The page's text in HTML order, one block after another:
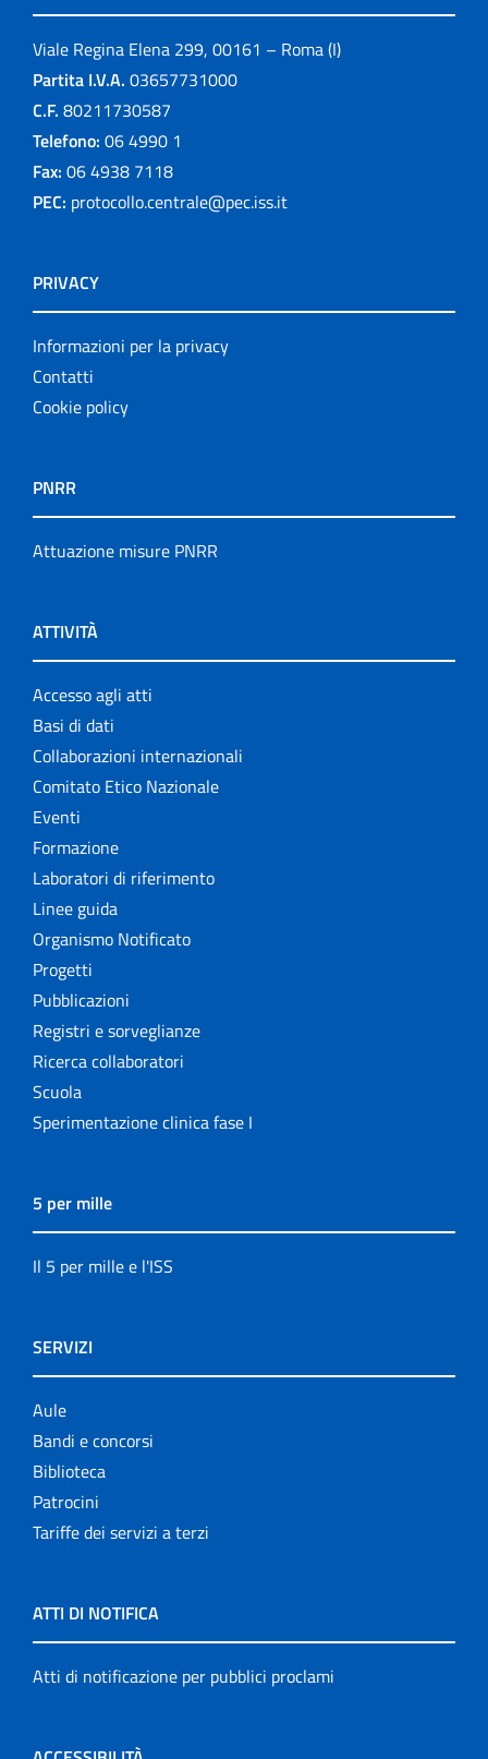
Viale Regina Elena 299, 00161 – Roma (I)
Partita I.V.A. 03657731000
C.F. 80211730587
Telefono: 06 4990 1
Fax: 06 4938 7118
PEC: protocollo.centrale@pec.iss.it
PRIVACY
Informazioni per la privacy
Contatti
Cookie policy
PNRR
Attuazione misure PNRR
ATTIVITÀ
Accesso agli atti
Basi di dati
Collaborazioni internazionali
Comitato Etico Nazionale
Eventi
Formazione
Laboratori di riferimento
Linee guida
Organismo Notificato
Progetti
Pubblicazioni
Registri e sorveglianze
Ricerca collaboratori
Scuola
Sperimentazione clinica fase I
5 per mille
Il 5 per mille e l'ISS
SERVIZI
Aule
Bandi e concorsi
Biblioteca
Patrocini
Tariffe dei servizi a terzi
ATTI DI NOTIFICA
Atti di notificazione per pubblici proclami